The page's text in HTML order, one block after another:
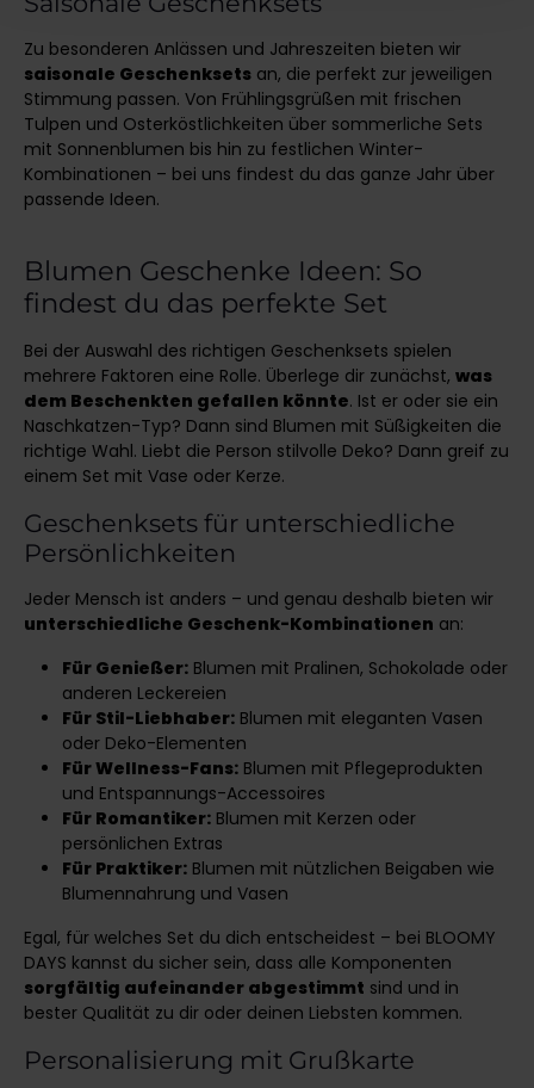
Zu besonderen Anlässen und Jahreszeiten bieten wir
saisonale Geschenksets an, die perfekt zur jeweiligen
Stimmung passen. Von Frühlingsgrüßen mit frischen
Tulpen und Osterköstlichkeiten über sommerliche Sets
mit Sonnenblumen bis hin zu festlichen Winter-
Kombinationen – bei uns findest du das ganze Jahr über
passende Ideen.
Blumen Geschenke Ideen: So
findest du das perfekte Set
Bei der Auswahl des richtigen Geschenksets spielen
mehrere Faktoren eine Rolle. Überlege dir zunächst, was
dem Beschenkten gefallen könnte. Ist er oder sie ein
Naschkatzen-Typ? Dann sind Blumen mit Süßigkeiten die
richtige Wahl. Liebt die Person stilvolle Deko? Dann greif zu
einem Set mit Vase oder Kerze.
Geschenksets für unterschiedliche
Persönlichkeiten
Jeder Mensch ist anders – und genau deshalb bieten wir
unterschiedliche Geschenk-Kombinationen an:
Für Genießer: Blumen mit Pralinen, Schokolade oder
anderen Leckereien
Für Stil-Liebhaber: Blumen mit eleganten Vasen
oder Deko-Elementen
Für Wellness-Fans: Blumen mit Pflegeprodukten
und Entspannungs-Accessoires
Für Romantiker: Blumen mit Kerzen oder
persönlichen Extras
Für Praktiker: Blumen mit nützlichen Beigaben wie
Blumennahrung und Vasen
Egal, für welches Set du dich entscheidest – bei BLOOMY
DAYS kannst du sicher sein, dass alle Komponenten
sorgfältig aufeinander abgestimmt sind und in
bester Qualität zu dir oder deinen Liebsten kommen.
Personalisierung mit Grußkarte